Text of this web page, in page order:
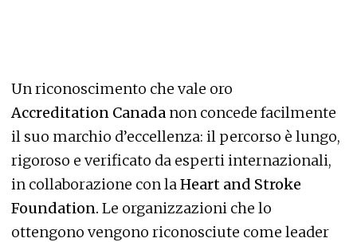
Un riconoscimento che vale oro
Accreditation Canada non concede facilmente
il suo marchio d’eccellenza: il percorso è lungo,
rigoroso e verificato da esperti internazionali,
in collaborazione con laHeart and Stroke
Foundation. Le organizzazioni che lo
ottengono vengono riconosciute come leader